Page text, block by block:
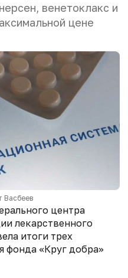
венетоклакс и
цене
Васбеев
центра
лекарственного
итоги трех
фонда «Круг добра»